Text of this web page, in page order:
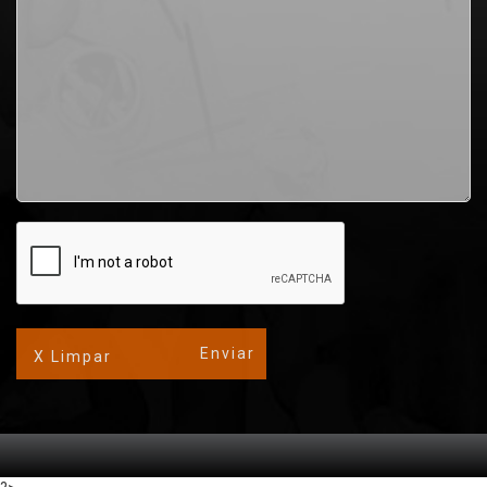
X Limpar